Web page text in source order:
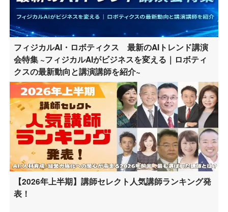
フィジカルAI・ロボティクス 最新のAIトレンド講演
会特集 ~フィジカルAIがビジネスを変える｜ロボティ
クスの最新動向と講演講師を紹介~
【2026年上半期】講師セレクト人気講師ランキング発
表！